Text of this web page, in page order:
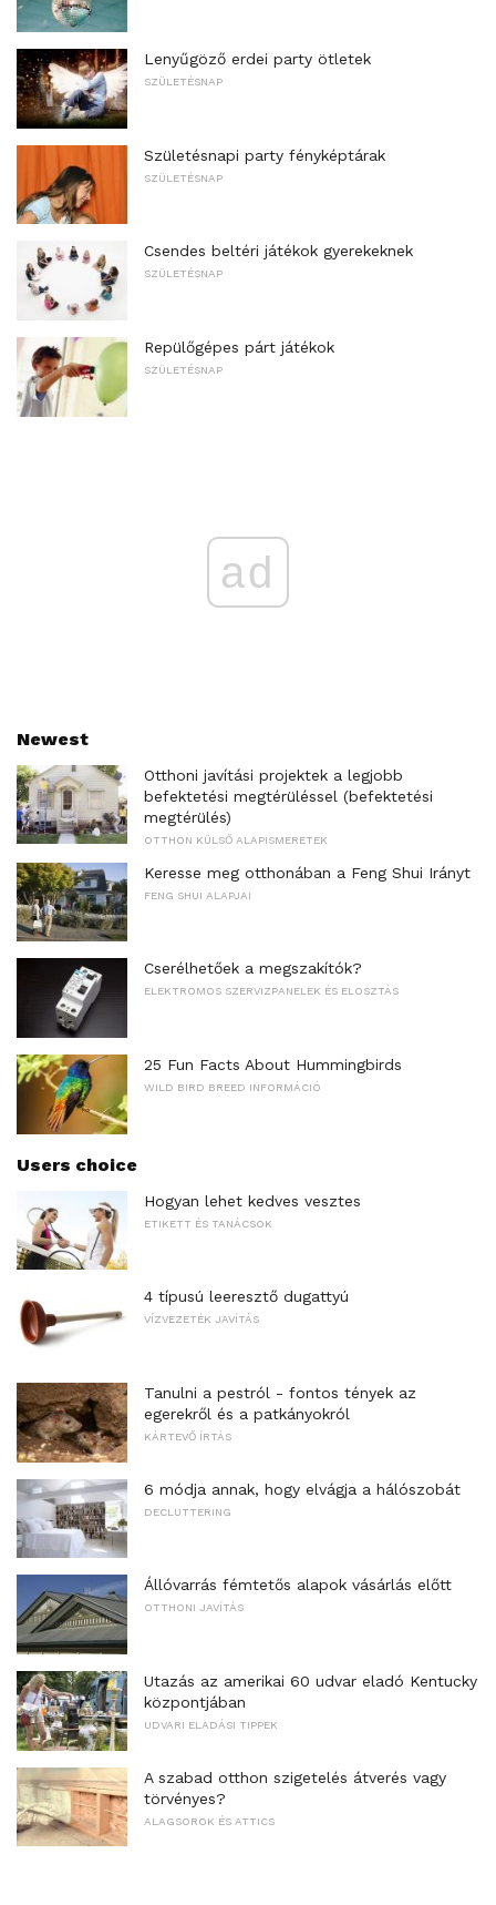
Lenyűgöző erdei party ötletek
SZÜLETÉSNAP
Születésnapi party fényképtárak
SZÜLETÉSNAP
Csendes beltéri játékok gyerekeknek
SZÜLETÉSNAP
Repülőgépes párt játékok
SZÜLETÉSNAP
ad
Newest
Otthoni javítási projektek a legjobb
befektetési megtérüléssel (befektetési
megtérülés)
OTTHON KÜLSŐ ALAPISMERETEK
Keresse meg otthonában a Feng Shui Irányt
FENG SHUI ALAPJAI
Cserélhetőek a megszakítók?
ELEKTROMOS SZERVIZPANELEK ÉS ELOSZTÁS
25 Fun Facts About Hummingbirds
WILD BIRD BREED INFORMÁCIÓ
Users choice
Hogyan lehet kedves vesztes
ETIKETT ÉS TANÁCSOK
4 típusú leeresztő dugattyú
VÍZVEZETÉK JAVÍTÁS
Tanulni a pestról - fontos tények az
egerekről és a patkányokról
KÁRTEVŐ ÍRTÁS
6 módja annak, hogy elvágja a hálószobát
DECLUTTERING
Állóvarrás fémtetős alapok vásárlás előtt
OTTHONI JAVÍTÁS
Utazás az amerikai 60 udvar eladó Kentucky
központjában
UDVARI ELADÁSI TIPPEK
A szabad otthon szigetelés átverés vagy
törvényes?
ALAGSOROK ÉS ATTICS